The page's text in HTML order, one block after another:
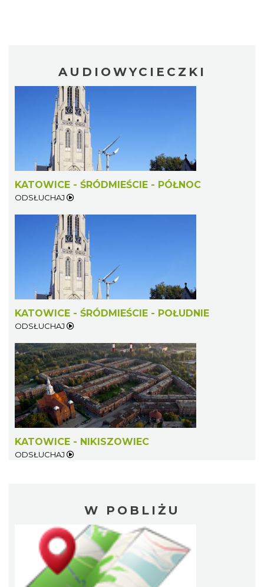
AUDIOWYCIECZKI
KATOWICE - ŚRÓDMIEŚCIE - PÓŁNOC
ODSŁUCHAJ
KATOWICE - ŚRÓDMIEŚCIE - POŁUDNIE
ODSŁUCHAJ
KATOWICE - NIKISZOWIEC
ODSŁUCHAJ
W POBLIŻU